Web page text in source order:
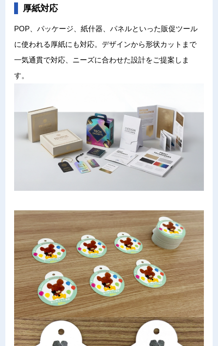
厚紙対応
POP、パッケージ、紙什器、パネルといった販促ツール
に使われる厚紙にも対応。デザインから形状カットまで
一気通貫で対応、ニーズに合わせた設計をご提案しま
す。